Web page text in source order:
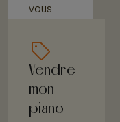
vous
Vendre
mon
piano